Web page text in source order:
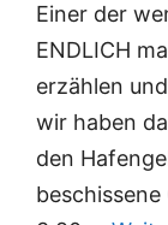
Einer der
ENDLICH
erzählen
wir haben
den